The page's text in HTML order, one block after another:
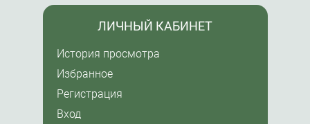
ЛИЧНЫЙ КАБИНЕТ
История просмотра
Избранное
Регистрация
Вход